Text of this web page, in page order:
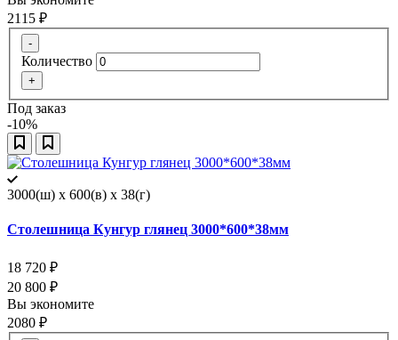
2115 ₽
-
Количество
+
Под заказ
-10%
3000(ш) x 600(в) x 38(г)
Столешница Кунгур глянец 3000*600*38мм
18 720 ₽
20 800 ₽
Вы экономите
2080 ₽